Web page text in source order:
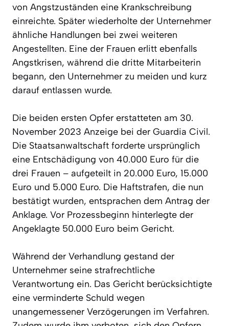
von Angstzuständen eine Krankschreibung
einreichte. Später wiederholte der Unternehmer
ähnliche Handlungen bei zwei weiteren
Angestellten. Eine der Frauen erlitt ebenfalls
Angstkrisen, während die dritte Mitarbeiterin
begann, den Unternehmer zu meiden und kurz
darauf entlassen wurde.
Die beiden ersten Opfer erstatteten am 30.
November 2023 Anzeige bei der Guardia Civil.
Die Staatsanwaltschaft forderte ursprünglich
eine Entschädigung von 40.000 Euro für die
drei Frauen – aufgeteilt in 20.000 Euro, 15.000
Euro und 5.000 Euro. Die Haftstrafen, die nun
bestätigt wurden, entsprachen dem Antrag der
Anklage. Vor Prozessbeginn hinterlegte der
Angeklagte 50.000 Euro beim Gericht.
Während der Verhandlung gestand der
Unternehmer seine strafrechtliche
Verantwortung ein. Das Gericht berücksichtigte
eine verminderte Schuld wegen
unangemessener Verzögerungen im Verfahren.